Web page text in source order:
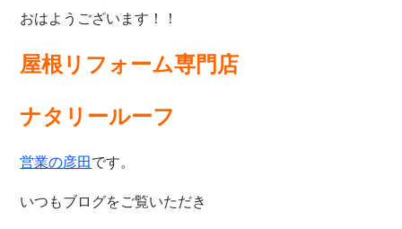
おはようございます！！
屋根リフォーム専門店
ナタリールーフ
営業の彦田 です。
いつもブログをご覧いただき